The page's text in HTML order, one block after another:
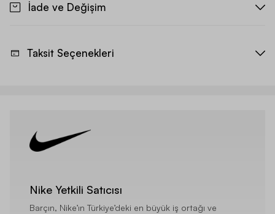
İade ve Değişim
Taksit Seçenekleri
Nike Yetkili Satıcısı
Barçın, Nike’ın Türkiye’deki en büyük iş ortağı ve